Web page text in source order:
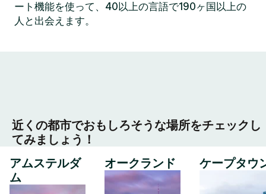
ート機能を使って、40以上の言語で190ヶ国以上の
人と出会えます。
近くの都市でおもしろそうな場所をチェックし
てみましょう！
アムステルダ
ム
オークランド ケープタウ